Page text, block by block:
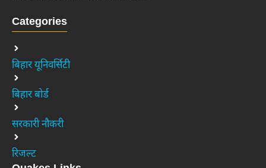
Categories
बिहार यूनिवर्सिटी
बिहार बोर्ड
सरकारी नौकरी
रिजल्ट